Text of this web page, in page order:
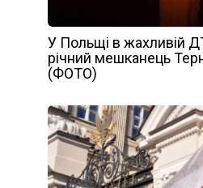
У Польщі в жахливій
річний мешканець
(ФОТО)